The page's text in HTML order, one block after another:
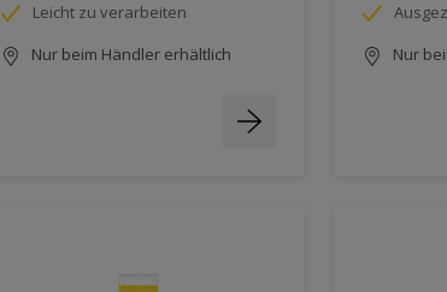
Leicht zu verarbeiten
Nur beim Händler erhältlich
Nur